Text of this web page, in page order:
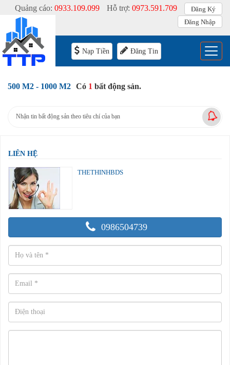
Quảng cáo: 0933.109.099 Hỗ trợ: 0973.591.709
Đăng Ký
Đăng Nhập
Nạp Tiền Đăng Tin Menu
500 M2 - 1000 M2 Có 1 bất động sản.
Nhận tin bất động sản theo tiêu chí của bạn
LIÊN HỆ
THETHINHBDS
0986504739